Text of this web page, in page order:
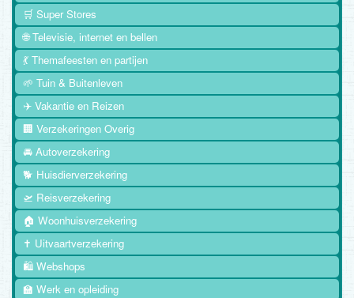
🛒 Super Stores
🌐 Televisie, internet en bellen
💃 Themafeesten en partijen
🌱 Tuin & Buitenleven
✈️ Vakantie en Reizen
🏢 Verzekeringen Overig
🚘 Autoverzekering
🐕 Huisdierverzekering
🛫 Reisverzekering
🏠 Woonhuisverzekering
✝️ Uitvaartverzekering
🛍️ Webshops
🏫 Werk en opleiding